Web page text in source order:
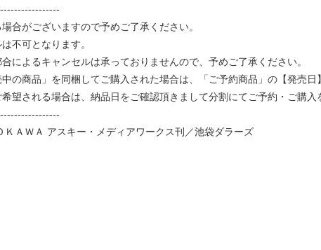
合がございますので予めご了承ください。
不可となります。
によるキャンセルは承っておりませんので、予めご了承ください。
の商品」を同梱してご購入された場合は、「ご予約商品」の【発売日
望される場合は、納品日をご確認頂きまして分割にてご予約・ご購入
ＡＷＡ アスキー・メディアワークス刊／池袋ダラーズ